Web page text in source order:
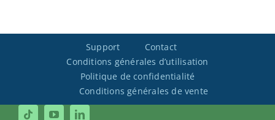
Support
Contact
Conditions générales d’utilisation
Politique de confidentialité
Conditions générales de vente